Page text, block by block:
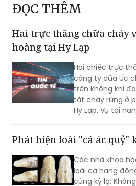
Hai trực thăng chữa cháy
Hai chiếc trực
công ty của Úc
trên không khi
tắt cháy rừng ở
Hy Lạp. Vụ tai
hai người thiệt
Phát hiện loài "cá ác quỷ"
Các nhà khoa
loài cá hang
cùng kỳ lạ:
trong suốt đến
cả não. Được